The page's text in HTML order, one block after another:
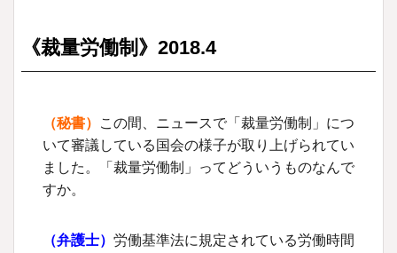
《裁量労働制》 2018.4
（秘書）
この間、ニュースで「裁量労働制」につ
いて審議している国会の様子が取り上げられてい
ました。「裁量労働制」ってどういうものなんで
すか。
（弁護士） 労働基準法に規定されている労働時間